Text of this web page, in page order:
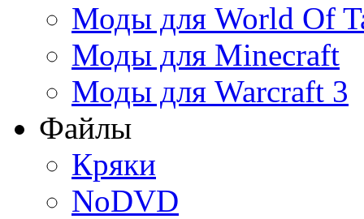
Моды для World Of
Моды для Minecraft
Моды для Warcraft 3
Файлы
Кряки
NoDVD